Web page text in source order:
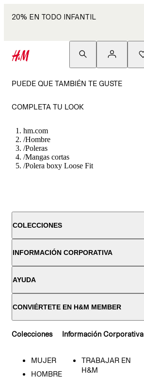
20% EN TODO INFANTIL
PUEDE QUE TAMBIÉN TE GUSTE
COMPLETA TU LOOK
hm.com
/Hombre
/Poleras
/Mangas cortas
/Polera boxy Loose Fit
COLECCIONES
INFORMACIÓN CORPORATIVA
AYUDA
CONVIÉRTETE EN H&M MEMBER
Colecciones
MUJER
HOMBRE
Información Corporativa
TRABAJAR EN
H&M